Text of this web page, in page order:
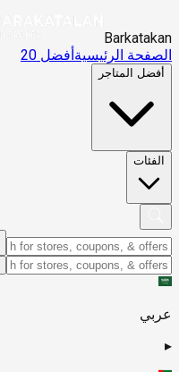
Barkatakan
الصفحة الرئيسيةأفضل 20
أفضل المتاجر
الفئات
عربي
▸